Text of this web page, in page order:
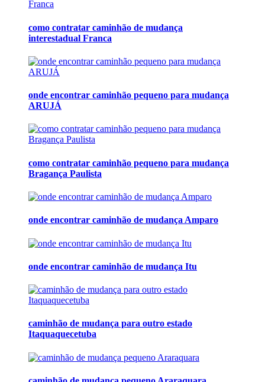
como contratar caminhão de mudança
interestadual Franca
onde encontrar caminhão pequeno para mudança
ARUJÁ
como contratar caminhão pequeno para mudança
Bragança Paulista
onde encontrar caminhão de mudança Amparo
onde encontrar caminhão de mudança Itu
caminhão de mudança para outro estado
Itaquaquecetuba